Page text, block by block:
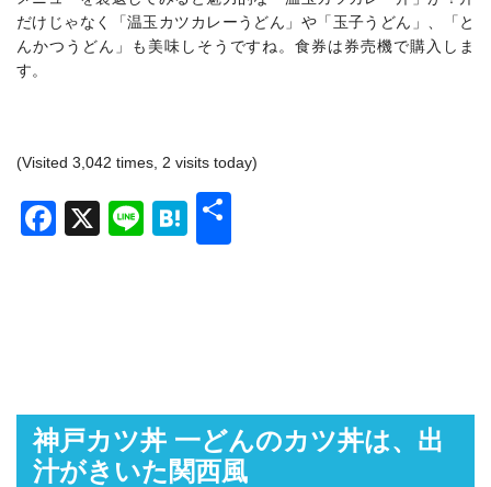
だけじゃなく「温玉カツカレーうどん」や「玉子うどん」、「と
んかつうどん」も美味しそうですね。食券は券売機で購入しま
す。
(Visited 3,042 times, 2 visits today)
Facebook
X LineHatena
神戸カツ丼 一どんのカツ丼は、出
汁がきいた関西風